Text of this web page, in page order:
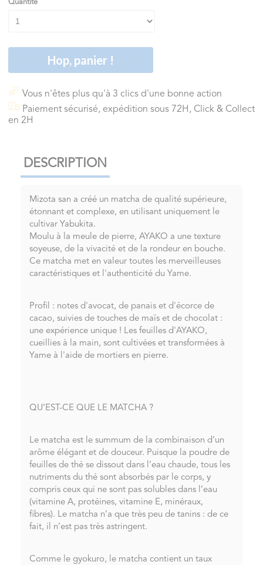
Quantité
Hop, panier !
Vous n'êtes plus qu'à 3 clics d'une bonne action
Paiement sécurisé, expédition sous 72H, Click & Collect
en 2H
DESCRIPTION
Mizota san a créé un matcha de qualité supérieure,
étonnant et complexe, en utilisant uniquement le
cultivar Yabukita.
Moulu à la meule de pierre, AYAKO a une texture
soyeuse, de la vivacité et de la rondeur en bouche.
Ce matcha met en valeur toutes les merveilleuses
caractéristiques et l'authenticité du Yame.
Profil : notes d'avocat, de panais et d'écorce de
cacao, suivies de touches de maïs et de chocolat :
une expérience unique ! Les feuilles d'AYAKO,
cueillies à la main, sont cultivées et transformées à
Yame à l'aide de mortiers en pierre.
QU’EST-CE QUE LE MATCHA ?
Le matcha est le summum de la combinaison d’un
arôme élégant et de douceur. Puisque la poudre de
feuilles de thé se dissout dans l’eau chaude, tous les
nutriments du thé sont absorbés par le corps, y
compris ceux qui ne sont pas solubles dans l’eau
(vitamine A, protéines, vitamine E, minéraux,
fibres). Le matcha n’a que très peu de tanins : de ce
fait, il n’est pas très astringent.
Comme le gyokuro, le matcha contient un taux